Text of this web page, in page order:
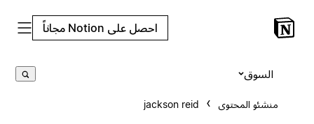
احصل على Notion مجاناً
منشئو المحتوى jackson reid